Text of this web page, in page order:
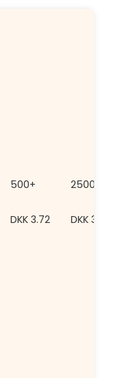
500+ 2500+
DKK 3.72 DKK 3.48